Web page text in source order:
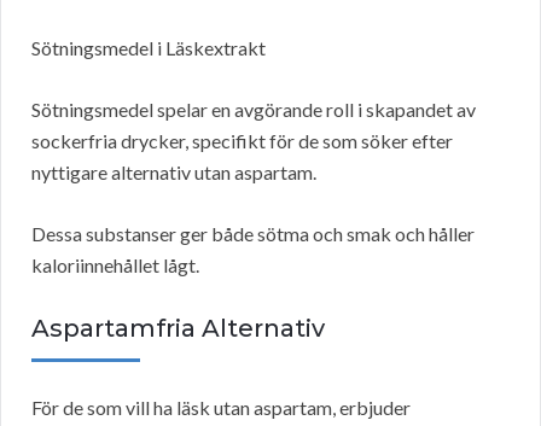
Sötningsmedel i Läskextrakt
Sötningsmedel spelar en avgörande roll i skapandet av
sockerfria drycker, specifikt för de som söker efter
nyttigare alternativ utan aspartam.
Dessa substanser ger både sötma och smak och håller
kaloriinnehållet lågt.
Aspartamfria Alternativ
För de som vill ha läsk utan aspartam, erbjuder